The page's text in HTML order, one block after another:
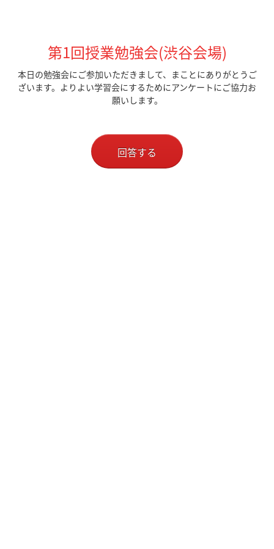
第1回授業勉強会(渋谷会場)
本日の勉強会にご参加いただきまして、まことにありがとうご
ざいます。よりよい学習会にするためにアンケートにご協力お
願いします。
回答する